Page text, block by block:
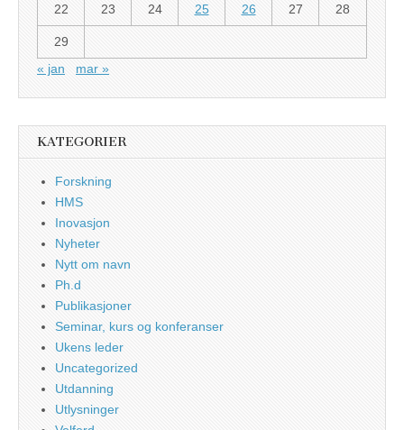
22 23 24 25 26 27 28
29
« jan
mar »
KATEGORIER
Forskning
HMS
Inovasjon
Nyheter
Nytt om navn
Ph.d
Publikasjoner
Seminar, kurs og konferanser
Ukens leder
Uncategorized
Utdanning
Utlysninger